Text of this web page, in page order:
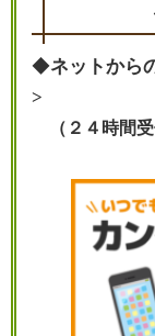
◆ネットから
>
（２４時間受